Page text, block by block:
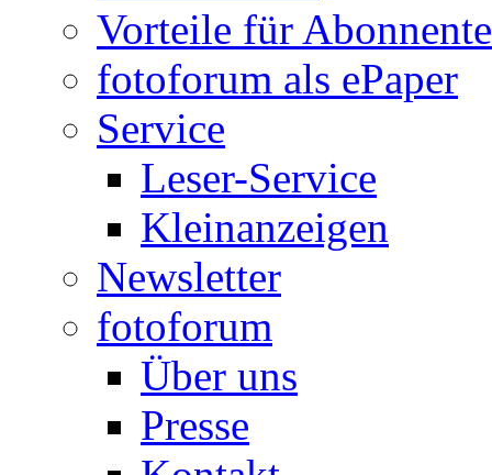
Vorteile für
fotoforum als ePaper
Service
Leser-Service
Kleinanzeigen
Newsletter
fotoforum
Über uns
Presse